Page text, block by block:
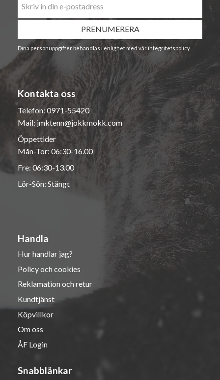
PRENUMERERA
Dina personuppgifter behandlas i enlighet med vårintegritetspolicy.
Kontakta oss
Telefon: 0971-55420
Mail: jmktenn@jokkmokk.com
Öppettider
Mån-Tor: 06:30-16.00
Fre: 06:30-13.00
Lör-Sön: Stängt
Handla
Hur handlar jag?
Policy och cookies
Reklamation och retur
Kundtjänst
Köpvillkor
Om oss
ÅF Login
Snabblänkar